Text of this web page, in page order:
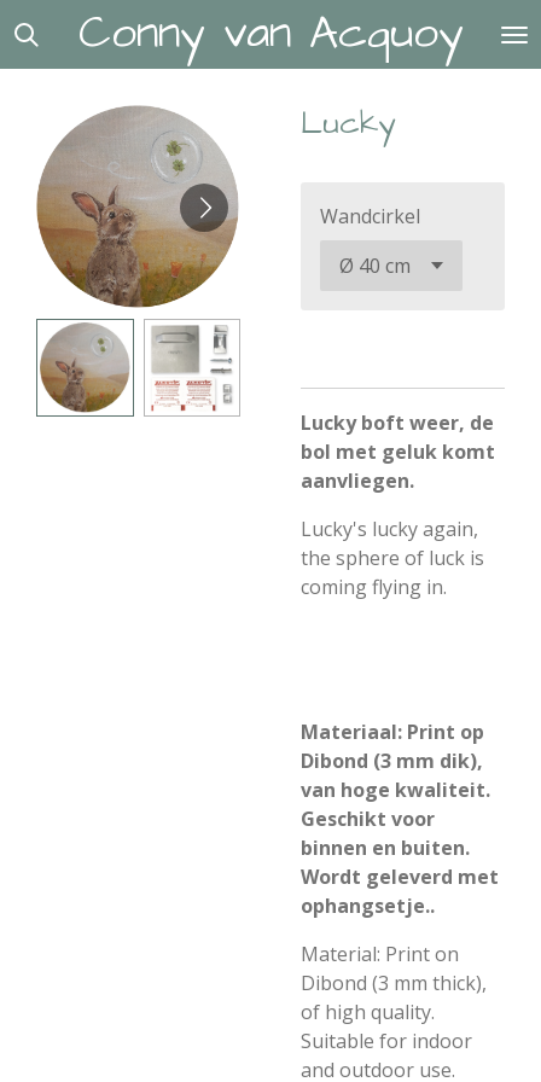
Ga
direct
hoofdinhoud
Conny van Acquoy
Lucky
Wandcirkel
Lucky boft weer, de
bol met geluk komt
aanvliegen.
Lucky's lucky again,
the sphere of luck is
coming flying in.
Materiaal: Print op
Dibond (3 mm dik),
van hoge kwaliteit.
Geschikt voor
binnen en buiten.
Wordt geleverd met
ophangsetje..
Material: Print on
Dibond (3 mm thick),
of high quality.
Suitable for indoor
and outdoor use.